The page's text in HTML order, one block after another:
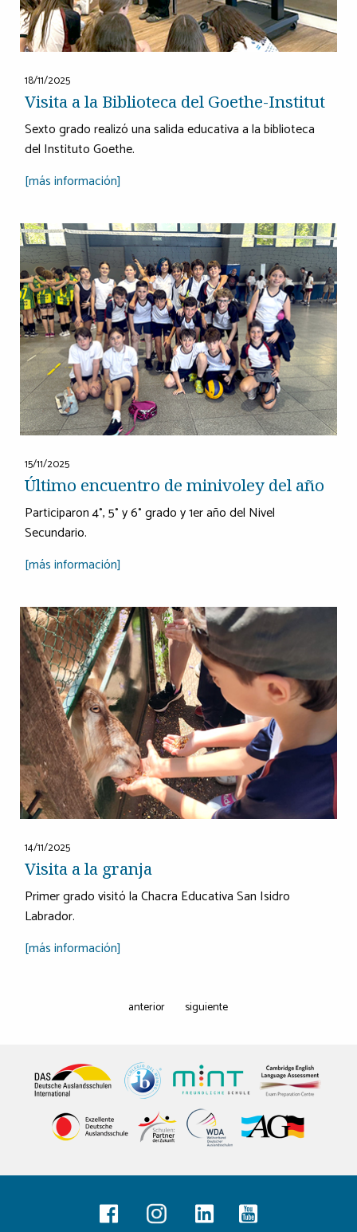
18/11/2025
Visita a la Biblioteca del Goethe-Institut
Sexto grado realizó una salida educativa a la biblioteca
del Instituto Goethe.
[más información]
15/11/2025
Último encuentro de minivoley del año
Participaron 4°, 5° y 6° grado y 1er año del Nivel
Secundario.
[más información]
14/11/2025
Visita a la granja
Primer grado visitó la Chacra Educativa San Isidro
Labrador.
[más información]
anterior siguiente